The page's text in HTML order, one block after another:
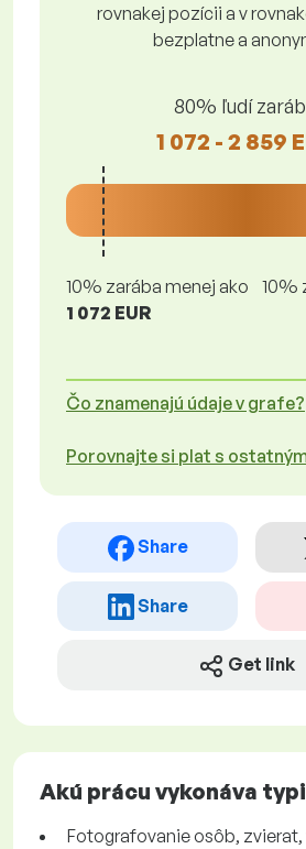
rovnakej pozícii a v
bezplatne a
80% ľudí
1 072 - 2 859
10% zarába menej ako
1 072 EUR
10%
Čo znamenajú údaje v grafe?
Porovnajte si plat s
Share
Share
Get link
Akú prácu vykonáva
Fotografovanie osôb, zvierat,